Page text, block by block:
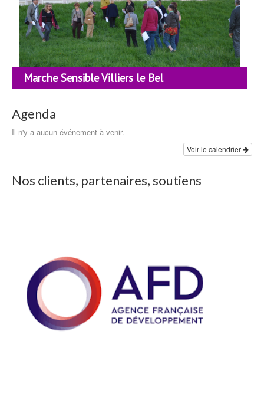
Marche Sensible Villiers le Bel
Agenda
Il n'y a aucun événement à venir.
Voir le calendrier
Nos clients, partenaires, soutiens